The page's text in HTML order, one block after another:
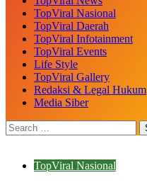
TopViral Nasional
TopViral Daerah
TopViral Infotainment
TopViral Events
Life Style
TopViral Gallery
Redaksi & Legal Hukum
Media Siber
TopViral Nasional